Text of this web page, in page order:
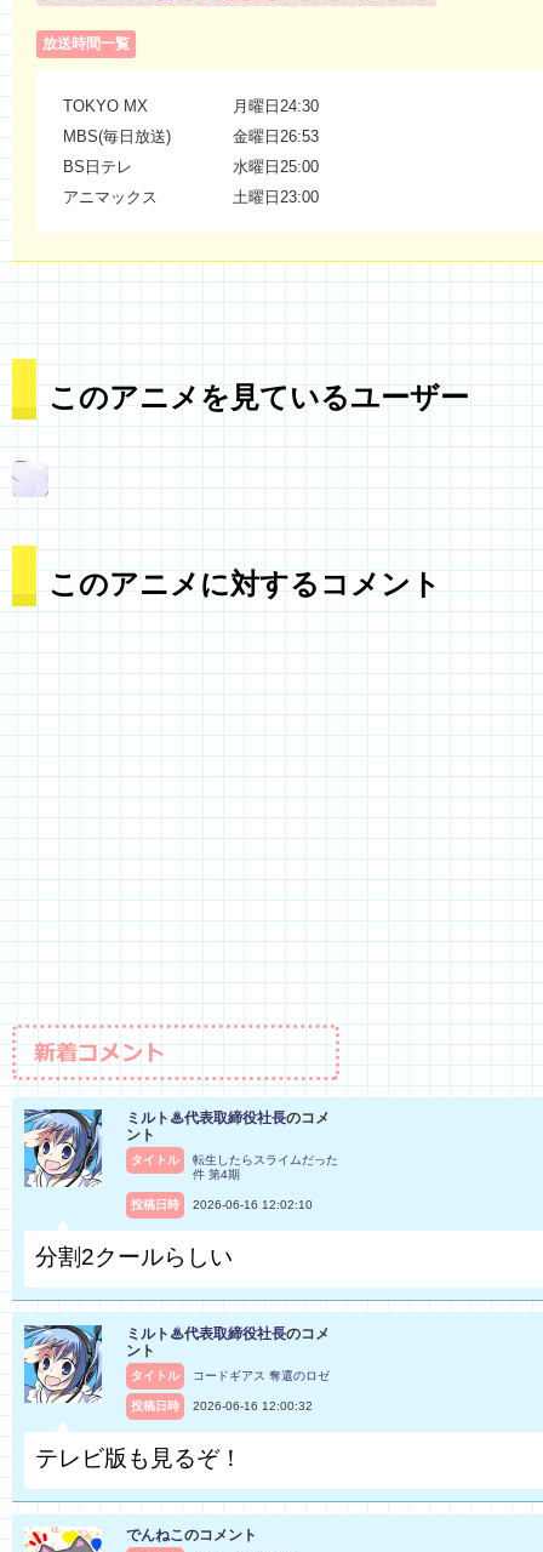
放送時間一覧
TOKYO MX
月曜日24:30
MBS(毎日放送)
金曜日26:53
BS日テレ
水曜日25:00
アニマックス
土曜日23:00
このアニメを見ているユーザー
このアニメに対するコメント
ミルト♨代表取締役社長のコメ
ント
タイトル
転生したらスライムだった
件 第4期
投稿日時 2026-06-16 12:02:10
分割2クールらしい
ミルト♨代表取締役社長のコメ
ント
タイトル コードギアス 奪還のロゼ
投稿日時 2026-06-16 12:00:32
テレビ版も見るぞ！
でんねこのコメント